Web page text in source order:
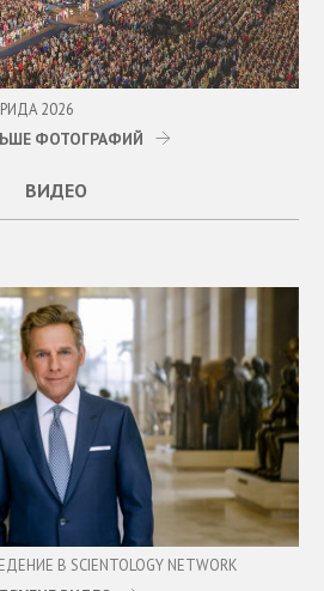
2026
ФОТОГРАФИЙ
ВИДЕО
В SCIENTOLOGY NETWORK